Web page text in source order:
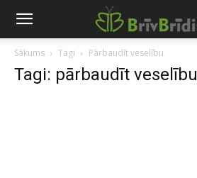
Sākums Tagi Pārbaudīt veselību
Tagi: pārbaudīt veselību